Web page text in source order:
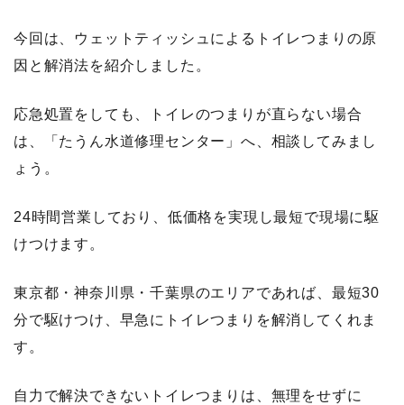
今回は、ウェットティッシュによるトイレつまりの原
因と解消法を紹介しました。
応急処置をしても、トイレのつまりが直らない場合
は、「たうん水道修理センター」へ、相談してみまし
ょう。
24時間営業しており、低価格を実現し最短で現場に駆
けつけます。
東京都・神奈川県・千葉県のエリアであれば、最短30
分で駆けつけ、早急にトイレつまりを解消してくれま
す。
自力で解決できないトイレつまりは、無理をせずに